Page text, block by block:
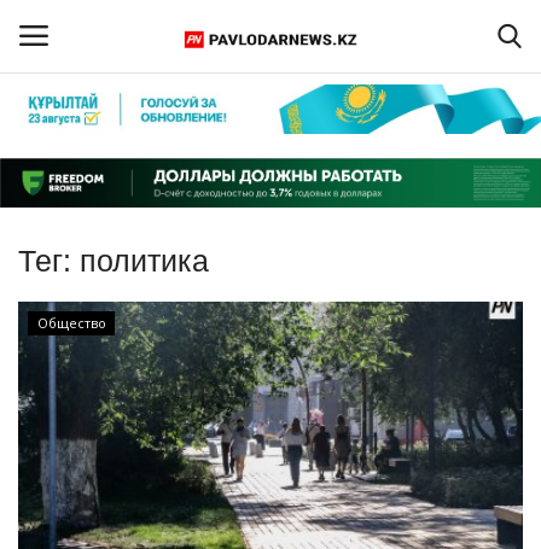
Регистрация
Главная
Обратная связь
ПАВЛОДАРСКАЯ ОБЛАСТЬ
КАЗАХСТАН
МИР
СПЕЦПРОЕКТЫ
Тег: политика
Общество